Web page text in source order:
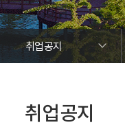
취업공지
대학공지사항
학사공지
장학공지
대학원공지
취업공지
대학입찰
채용정보
공모/외부행사
등록금심의위원회
코로나바이러스19 대응안내
재정위원회
취업공지